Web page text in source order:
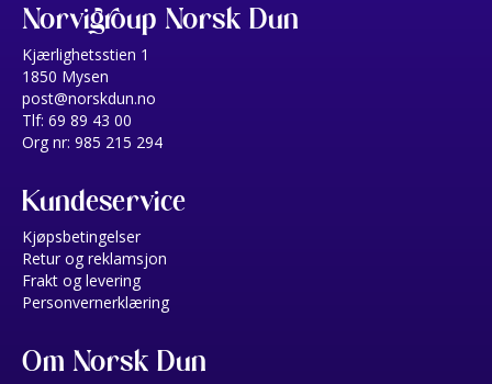
Norvigroup Norsk Dun
Kjærlighetsstien 1
1850 Mysen
post@norskdun.no
Tlf: 69 89 43 00
Org nr: 985 215 294
Kundeservice
Kjøpsbetingelser
Retur og reklamsjon
Frakt og levering
Personvernerklæring
Om Norsk Dun